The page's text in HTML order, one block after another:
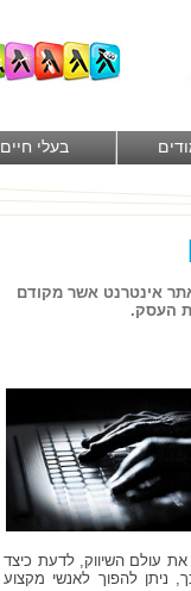
בעלי חיים
אינטרנט אשר מקודם
העסק.
עולם השיווק, לדעת כיצד
ניתן להפוך לאנשי מקצוע